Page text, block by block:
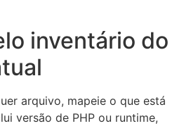
inventário do
arquivo, mapeie o que está
versão de PHP ou runtime,